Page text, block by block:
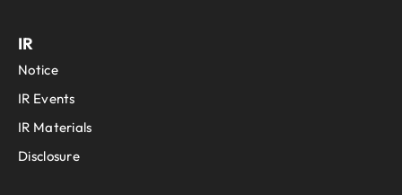
IR
Notice
IR Events
IR Materials
Disclosure